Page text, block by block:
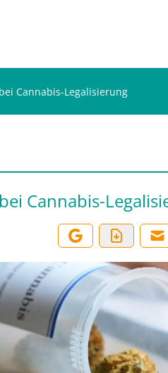
Cannabis-Legalisierung
Cannabis-